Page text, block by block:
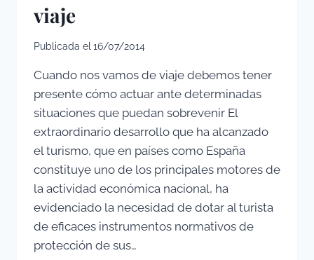
viaje
Publicada el 16/07/2014
Cuando nos vamos de viaje debemos tener
presente cómo actuar ante determinadas
situaciones que puedan sobrevenir El
extraordinario desarrollo que ha alcanzado
el turismo, que en países como España
constituye uno de los principales motores de
la actividad económica nacional, ha
evidenciado la necesidad de dotar al turista
de eficaces instrumentos normativos de
protección de sus…